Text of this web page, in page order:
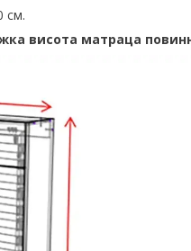
см.
висота матраца